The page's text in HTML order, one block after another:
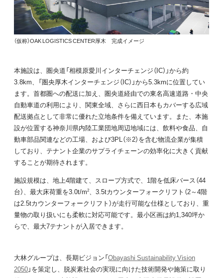
（仮称）OAK LOGISTICS CENTER厚木 完成イメージ
本施設は、圏央道「相模原愛川インターチェンジ（IC）」から約
3.8km、「圏央厚木インターチェンジ（IC）」から5.3kmに位置してい
ます。首都圏への配送に加え、圏央道経由での東名高速道路・中央
自動車道の利用により、関東全域、さらに西日本もカバーする広域
配送拠点として非常に優れた立地条件を備えています。また、本施
設が位置する神奈川県内陸工業団地周辺地域には、飲料や食品、自
動車部品関連などの工場、および3PL（※2）を含む物流企業が集積
しており、テナント企業のサプライチェーンの効率化に大きく貢献
することが期待されます。
施設規模は、地上4階建て、スロープ方式で、1階を低床バース（44
台）、最大床荷重を3.0t/m2、3.5tカウンターフォークリフト（2～4階
は2.5tカウンターフォークリフト）が走行可能な仕様としており、重
量物の取り扱いにも柔軟に対応可能です。最小区画は約1,340坪か
らで、最大7テナントが入居できます。
大林グループは、長期ビジョン「Obayashi Sustainability Vision
2050」を策定し、脱炭素社会の実現に向けた技術開発や施策に取り